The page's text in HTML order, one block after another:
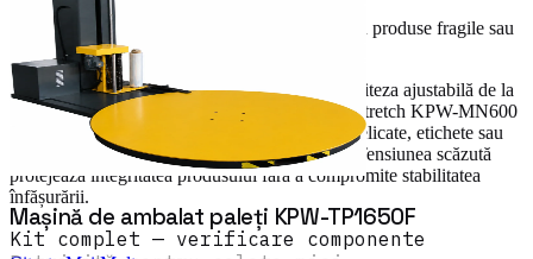
Este mini mașina KPW-MN600 potrivită pentru produse fragile sau
cu etichete?
Da. Reglajul fin al tensiunii foliei prin PLC și viteza ajustabilă de la
0 rpm asigură că mini mașina de ambalat folie stretch KPW-MN600
poate fi calibrată pentru produse cu suprafețe delicate, etichete sau
ambalaje primare care nu trebuie comprimate. Tensiunea scăzută
protejează integritatea produsului fără a compromite stabilitatea
înfășurării.
Kit complet — verificare componente
Mașină de ambalat paleți KPW-TP1650F